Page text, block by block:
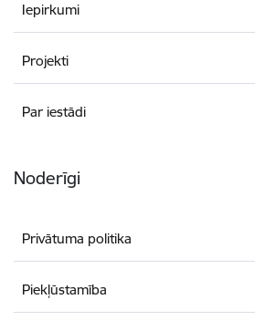
Iepirkumi
Projekti
Par iestādi
Noderīgi
Privātuma politika
Piekļūstamība